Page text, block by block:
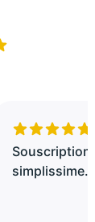
Souscription